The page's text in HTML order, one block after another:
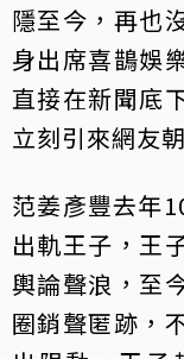
隱至今，再也
身出席喜鵲娛
直接在新聞底
立刻引來網友
范姜彥豐去年
出軌王子，王
輿論聲浪，至
圈銷聲匿跡，